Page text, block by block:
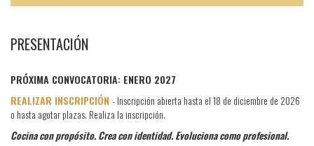
menú
navegación
PRESENTACIÓN
PRÓXIMA CONVOCATORIA: ENERO 2027
REALIZAR INSCRIPCIÓN - Inscripción abierta hasta el 18 de diciembre de 2026
o hasta agotar plazas. Realiza la inscripción.
Cocina con propósito. Crea con identidad. Evoluciona como profesional.